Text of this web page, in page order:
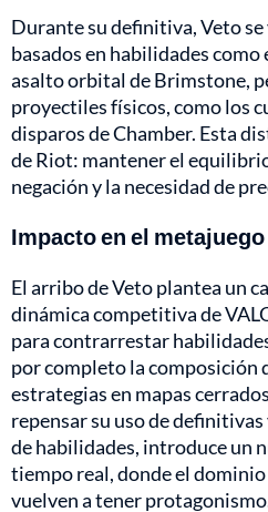
Durante su definitiva, Veto
basados en habilidades como
asalto orbital de Brimstone,
proyectiles físicos, como los
disparos de Chamber. Esta
de Riot: mantener el
negación y la necesidad de
Impacto en el metajuego
El arribo de Veto plantea un
dinámica competitiva de
para contrarrestar
por completo la composición
estrategias en mapas
repensar su uso de
de habilidades, introduce un
tiempo real, donde el
vuelven a tener